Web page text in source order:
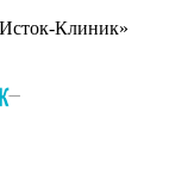
Клиник»